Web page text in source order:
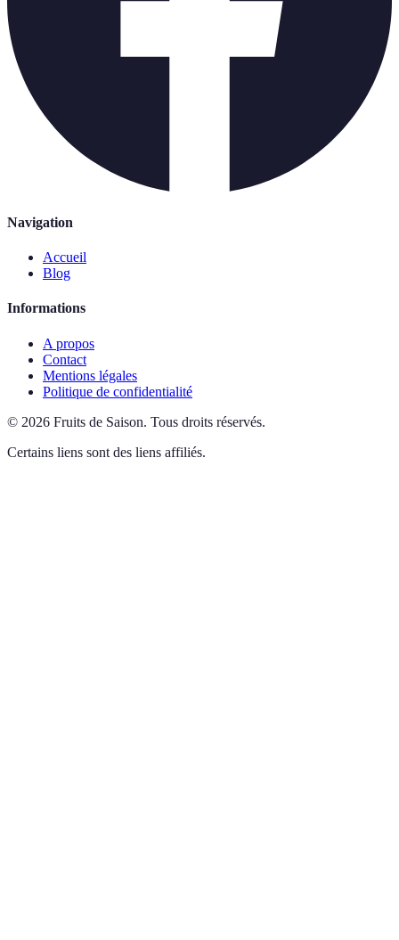
Navigation
Accueil
Blog
Informations
A propos
Contact
Mentions légales
Politique de confidentialité
© 2026 Fruits de Saison. Tous droits réservés.
Certains liens sont des liens affiliés.